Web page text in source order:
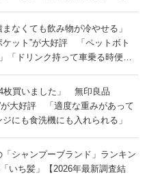
まなくても飲み物が冷やせる」
ケット”が大好評 「ペットボト
「ドリンク持って車乗る時便
4枚買いました」 無印良品
が大好評 「適度な重みがあって
にも食洗機にも入れられる」
「シャンプーブランド」ランキン
いち髪」【2026年最新調査結